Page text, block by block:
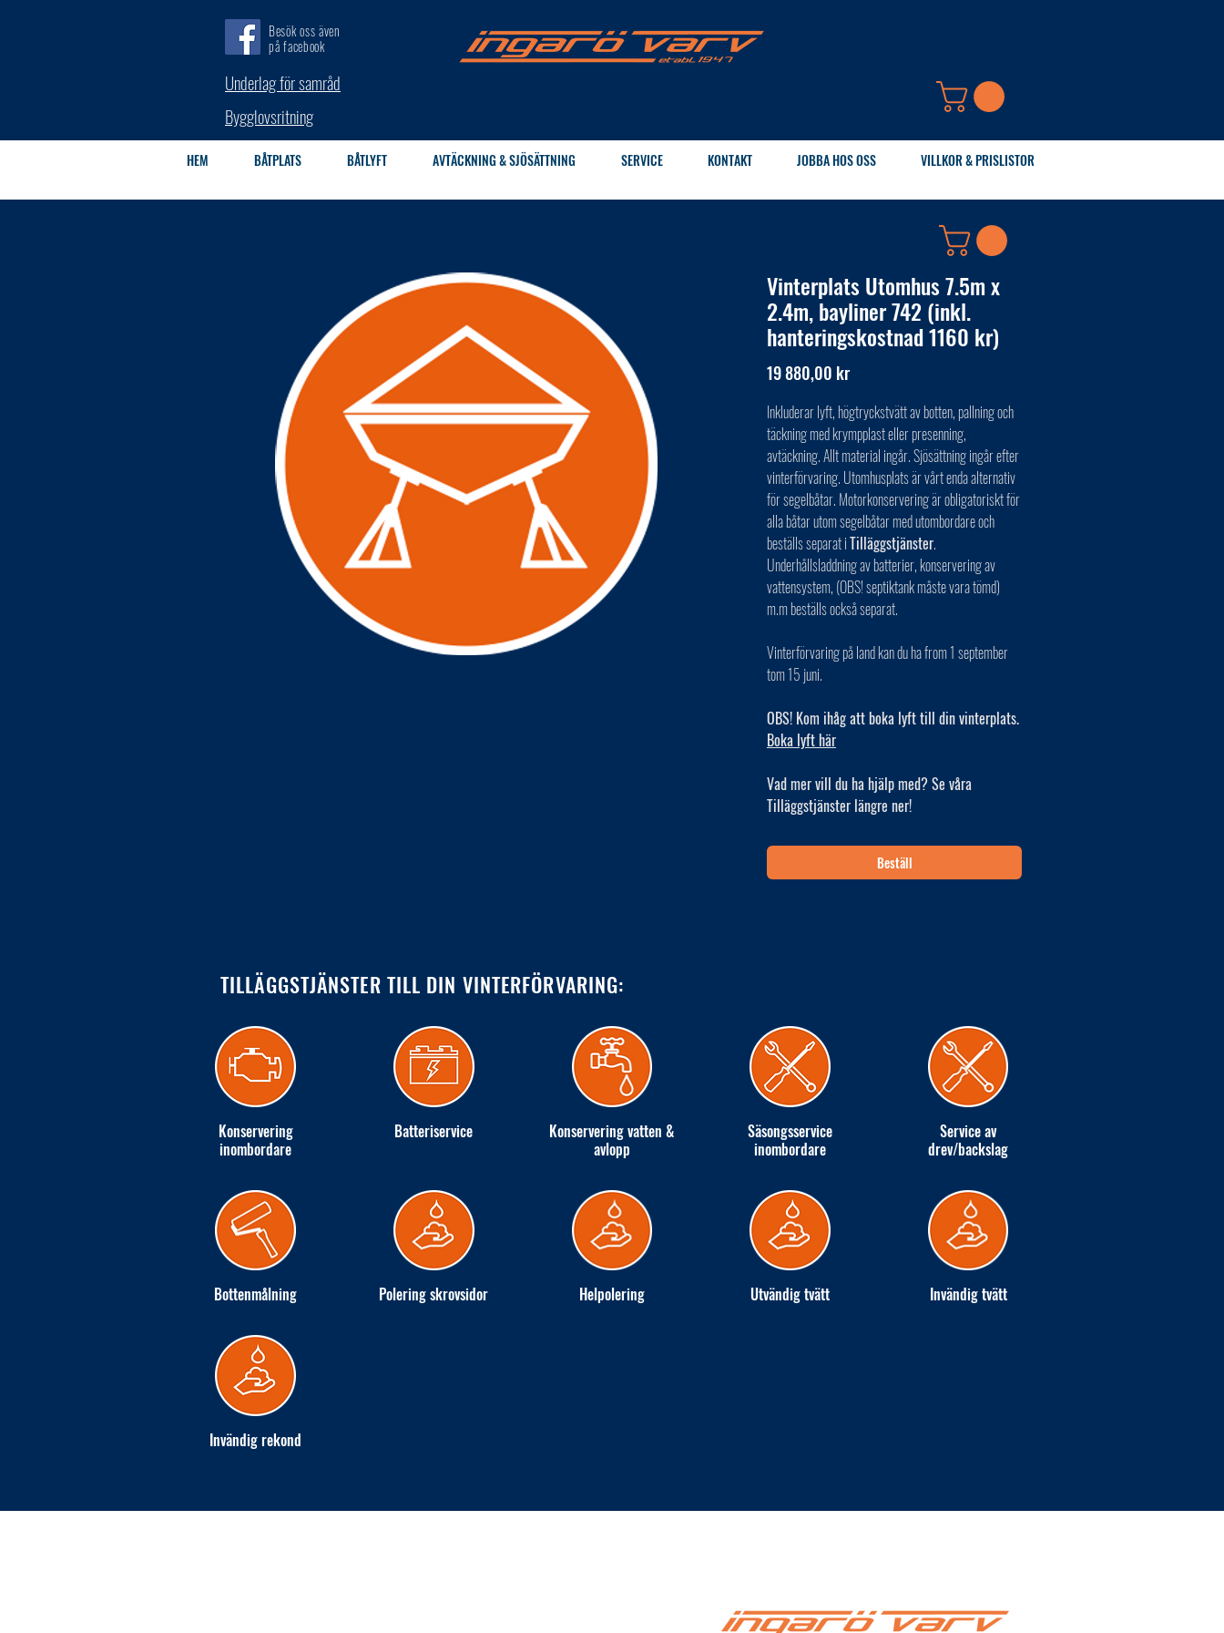
Besök oss även
på facebook
Underlag för samråd
Bygglovsritning
HEM BÅTPLATS BÅTLYFT AVTÄCKNING & SJÖSÄTTNING SERVICE KONTAKT JOBBA HOS OSS VILLKOR & PRISLISTOR
TILLÄGGSTJÄNSTER TILL DIN VINTERFÖRVARING:
Konservering
inombordare
Batteriservice
Konservering vatten &
avlopp
Säsongsservice
inombordare
Service av
drev/backslag
Bottenmålning Polering skrovsidor Helpolering Utvändig tvätt Invändig tvätt
Invändig rekond
Vinterplats Utomhus 7.5m x
2.4m, bayliner 742 (inkl.
hanteringskostnad 1160 kr)
19 880,00 krPris
Inkluderar lyft, högtryckstvätt av botten, pallning och
täckning med krympplast eller presenning,
avtäckning. Allt material ingår. Sjösättning ingår efter
vinterförvaring. Utomhusplats är vårt enda alternativ
för segelbåtar. Motorkonservering är obligatoriskt för
alla båtar utom segelbåtar med utombordare och
beställs separat iTilläggstjänster.
Underhållsladdning av batterier, konservering av
vattensystem, (OBS! septiktank måste vara tömd)
m.m beställs också separat.
Vinterförvaring på land kan du ha from 1 september
tom 15 juni.
OBS! Kom ihåg att boka lyft till din vinterplats.
Boka lyft här
Vad mer vill du ha hjälp med? Se våra
Tilläggstjänster längre ner!
Beställ